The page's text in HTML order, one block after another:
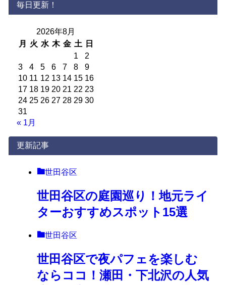
毎日更新！
2026年8月
月
火 水 木 金 土
日
1
2
3
4 5 6 7 8
9
10 11 12 13 14 15 16
17 18 19 20 21 22 23
24 25 26 27 28 29 30
31
« 1月
更新記事
世田谷区
世田谷区の庭園巡り！地元ライ
ターおすすめスポット15選
世田谷区
世田谷区で夜パフェを楽しむ
ならココ！瀬田・下北沢の人気